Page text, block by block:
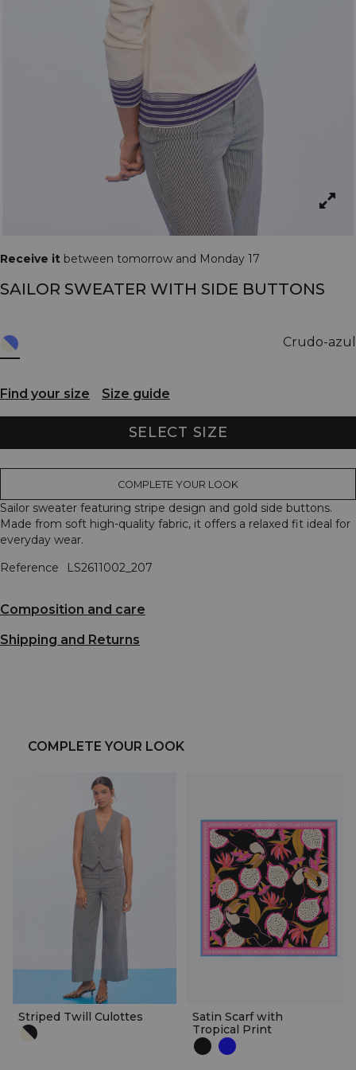
Receive it between tomorrow and Monday 17
SAILOR SWEATER WITH SIDE BUTTONS
Crudo-azul
Find your size Size guide
SELECT SIZE
COMPLETE YOUR LOOK
Sailor sweater featuring stripe design and gold side buttons.
Made from soft high-quality fabric, it offers a relaxed fit ideal for
everyday wear.
Reference
LS2611002_207
Composition and care
Shipping and Returns
COMPLETE YOUR LOOK
Striped Twill Culottes
Satin Scarf with
Tropical Print